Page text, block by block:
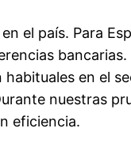
el país. Para
en el
nuestras
eficiencia.